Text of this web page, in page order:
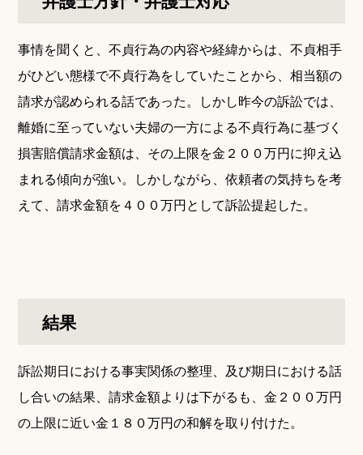
事情を聞くと、不貞行為の内容や経緯からは、不貞相手
がひどい態様で不貞行為をしていたことから、相当額の
請求が認められる話であった。しかし昨今の訴訟では、
離婚に至っていない夫婦の一方による不貞行為に基づく
損害賠償請求金額は、その上限を金２００万円に抑え込
まれる傾向が強い。しかしながら、依頼者の気持ちを考
えて、請求金額を４００万円として訴訟提起した。
結果
訴訟期日における事実関係の整理、及び期日における話
し合いの結果、請求金額よりは下がるも、金２００万円
の上限に近い金１８０万円の和解を取り付けた。